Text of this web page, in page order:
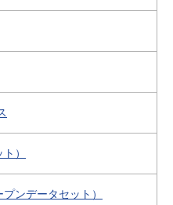
）
ンデータセット）